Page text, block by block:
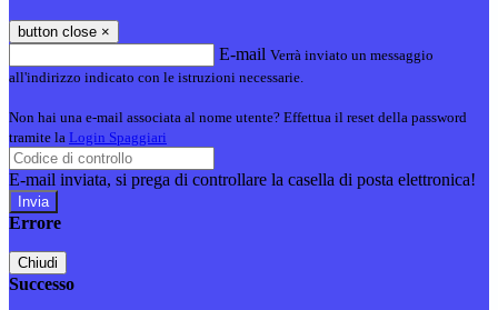
button close ×
E-mail Verrà inviato un messaggio
all'indirizzo indicato con le istruzioni necessarie.
Non hai una e-mail associata al nome utente? Effettua il reset della password
tramite la Login Spaggiari
E-mail inviata, si prega di controllare la casella di posta elettronica!
Errore
Chiudi
Successo